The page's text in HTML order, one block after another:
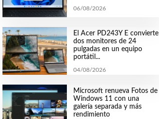
06/08/2026
El Acer PD243Y E convierte
dos monitores de 24
pulgadas en un equipo
portátil...
04/08/2026
Microsoft renueva Fotos de
Windows 11 con una
galería separada y más
rendimiento